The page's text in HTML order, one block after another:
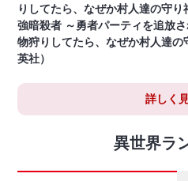
りしてたら、なぜか村人達の守
強暗殺者 ～勇者パーティを追放
物狩りしてたら、なぜか村人達
英社）
詳しく
異世界ラ